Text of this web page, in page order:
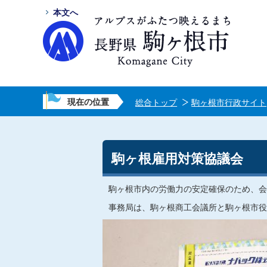
本文へ
現在の位置 総合トップ 駒ヶ根市行政サイト
駒ヶ根雇用対策協議会
駒ヶ根市内の労働力の安定確保のため、
事務局は、駒ヶ根商工会議所と駒ヶ根市